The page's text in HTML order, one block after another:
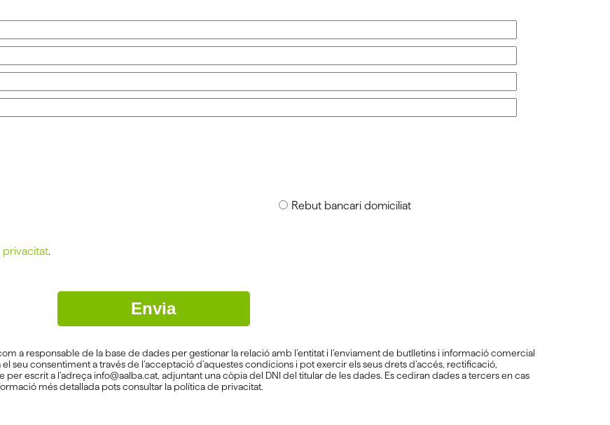
Rebut bancari domiciliat
privacitat.
Envia
a responsable de la base de dades per gestionar la relació amb l’entitat i l’enviament de butlletins i informació comercial
el seu consentiment a través de l’acceptació d’aquestes condicions i pot exercir els seus drets d’accés, rectificació,
escrit a l’adreça info@aalba.cat, adjuntant una còpia del DNI del titular de les dades. Es cediran dades a tercers en cas
més detallada pots consultar la política de privacitat.